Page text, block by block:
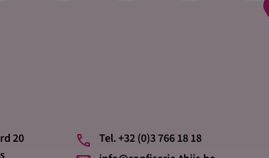
20
Tel. +32 (0)3 766 18 18